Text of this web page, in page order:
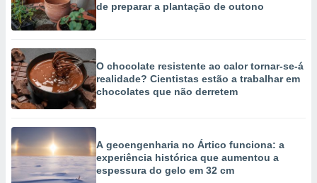
de preparar a plantação de outono
O chocolate resistente ao calor tornar-se-á
realidade? Cientistas estão a trabalhar em
chocolates que não derretem
A geoengenharia no Ártico funciona: a
experiência histórica que aumentou a
espessura do gelo em 32 cm